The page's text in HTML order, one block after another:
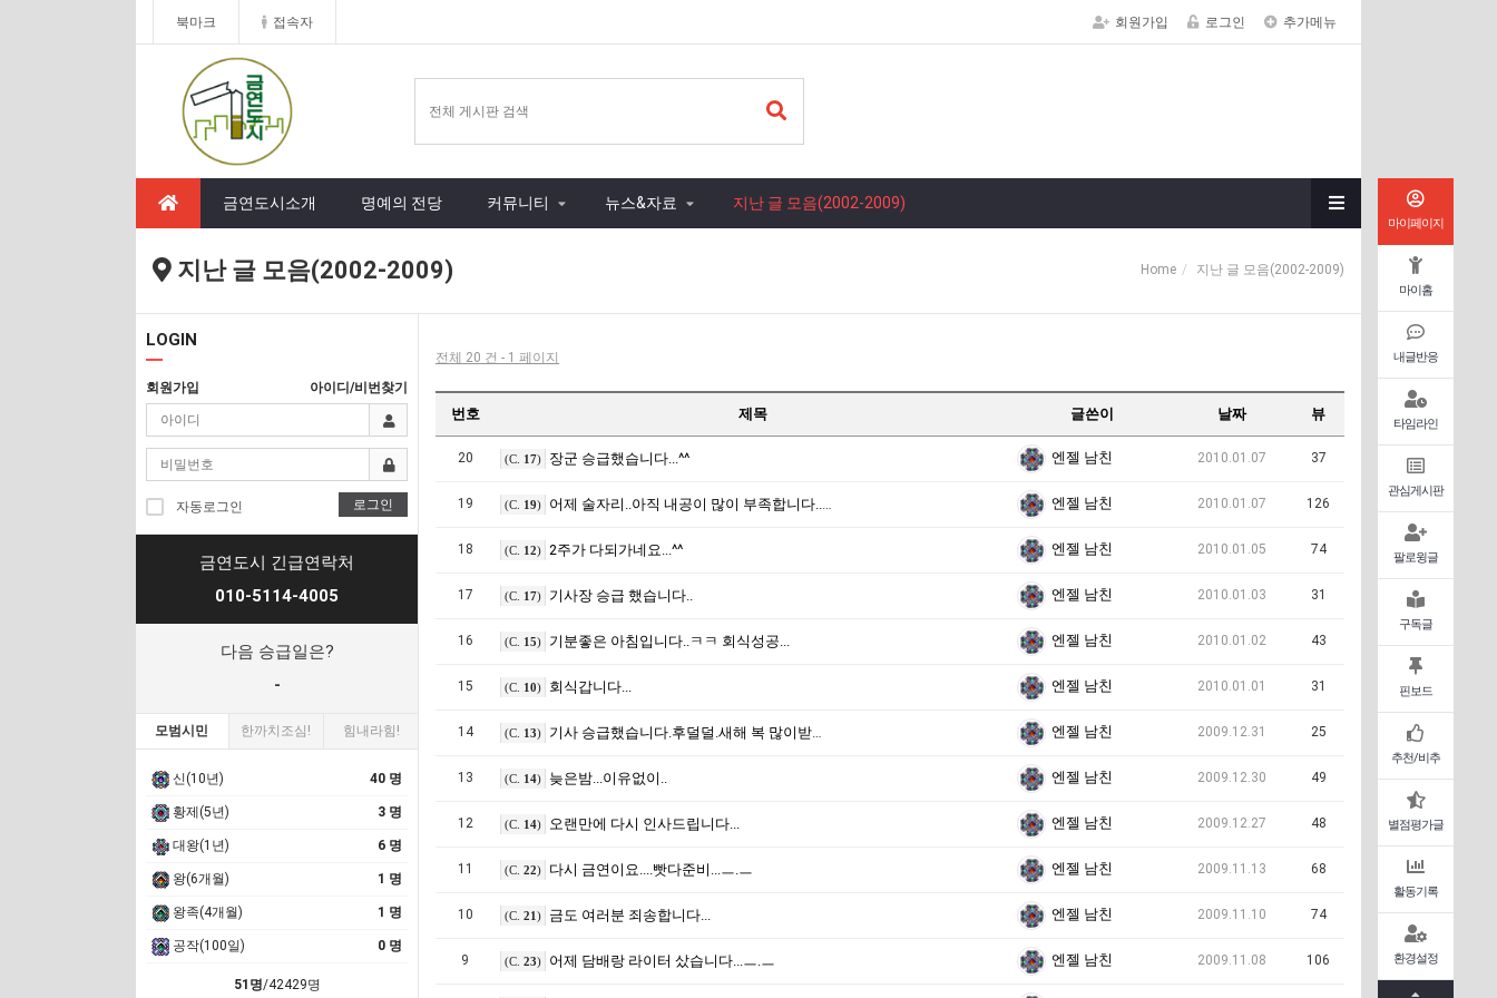
북마크 접속자 회원가입 로그인 추가메뉴
금연도시소개 명예의 전당 커뮤니티 뉴스&자료 지난 글 모음(2002-2009)
지난 글 모음(2002-2009) Home 지난 글 모음(2002-2009)
마이페이지
마이홈
내글반응
타임라인
관심게시판
팔로윙글
구독글
핀보드
추천/비추
별점평가글
활동기록
환경설정
LOGIN
회원가입 아이디/비번찾기
자동로그인 로그인
금연도시 긴급연락처
010-5114-4005
다음 승급일은?
-
모범시민 한까치조심! 힘내라힘!
신(10년) 40 명
황제(5년) 3 명
대왕(1년) 6 명
왕(6개월) 1 명
왕족(4개월) 1 명
공작(100일) 0 명
51명/42429명
전체 20 건 - 1 페이지
번호 제목 글쓴이 날짜 뷰
20 (C. 17) 장군 승급했습니다...^^ 엔젤 남친 2010.01.07 37
19 (C. 19) 어제 술자리..아직 내공이 많이 부족합니다..ㅠㅠ 엔젤 남친 2010.01.07 126
18 (C. 12) 2주가 다되가네요...^^ 엔젤 남친 2010.01.05 74
17 (C. 17) 기사장 승급 했습니다.. 엔젤 남친 2010.01.03 31
16 (C. 15) 기분좋은 아침입니다..ㅋㅋ 회식성공... 엔젤 남친 2010.01.02 43
15 (C. 10) 회식갑니다... 엔젤 남친 2010.01.01 31
14 (C. 13) 기사 승급했습니다.후덜덜.새해 복 많이받으세요 엔젤 남친 2009.12.31 25
13 (C. 14) 늦은밤...이유없이.. 엔젤 남친 2009.12.30 49
12 (C. 14) 오랜만에 다시 인사드립니다... 엔젤 남친 2009.12.27 48
11 (C. 22) 다시 금연이요....빳다준비...ㅡ.ㅡ 엔젤 남친 2009.11.13 68
10 (C. 21) 금도 여러분 죄송합니다... 엔젤 남친 2009.11.10 74
9 (C. 23) 어제 담배랑 라이터 샀습니다...ㅡ.ㅡ 엔젤 남친 2009.11.08 106